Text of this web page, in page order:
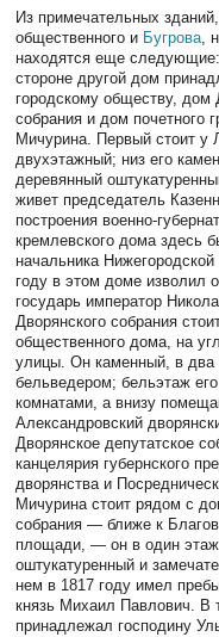
Из примечательных
общественного и Бугрова,
находятся еще
стороне другой дом
городскому обществу, дом
собрания и дом почетного
Мичурина. Первый стоит у
двухэтажный; низ его
деревянный
живет председатель
построения военно-
кремлевского дома здесь
начальника
году в этом доме изволил
государь император
Дворянского собрания
общественного дома, на
улицы. Он каменный, в два
бельведером; бельэтаж
комнатами, а внизу
Александровский
Дворянское депутатское
канцелярия губернского
дворянства и
Мичурина стоит рядом с
собрания — ближе к
площади, — он в один
оштукатуренный и
нем в 1817 году имел
князь Михаил Павлович. В
принадлежал господину